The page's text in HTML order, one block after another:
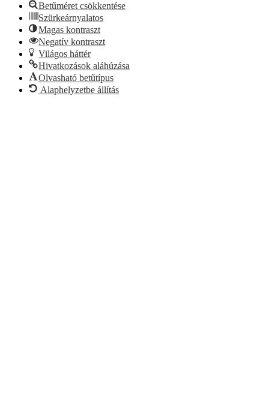
Betűméret csökkentése
Szürkeárnyalatos
Magas kontraszt
Negatív kontraszt
Világos háttér
Hivatkozások aláhúzása
Olvasható betűtípus
Alaphelyzetbe állítás